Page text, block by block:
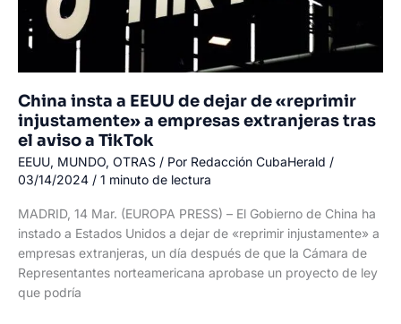
China insta a EEUU de dejar de «reprimir
injustamente» a empresas extranjeras tras
el aviso a TikTok
EEUU, MUNDO, OTRAS / Por Redacción CubaHerald /
03/14/2024 / 1 minuto de lectura
MADRID, 14 Mar. (EUROPA PRESS) – El Gobierno de China ha
instado a Estados Unidos a dejar de «reprimir injustamente» a
empresas extranjeras, un día después de que la Cámara de
Representantes norteamericana aprobase un proyecto de ley
que podría